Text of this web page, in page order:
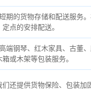
的货物存储和配送服务
定点的安排配送。
端钢琴、红木家具、古董
箱或木架等包装服务。
还提供货物保险、包装加